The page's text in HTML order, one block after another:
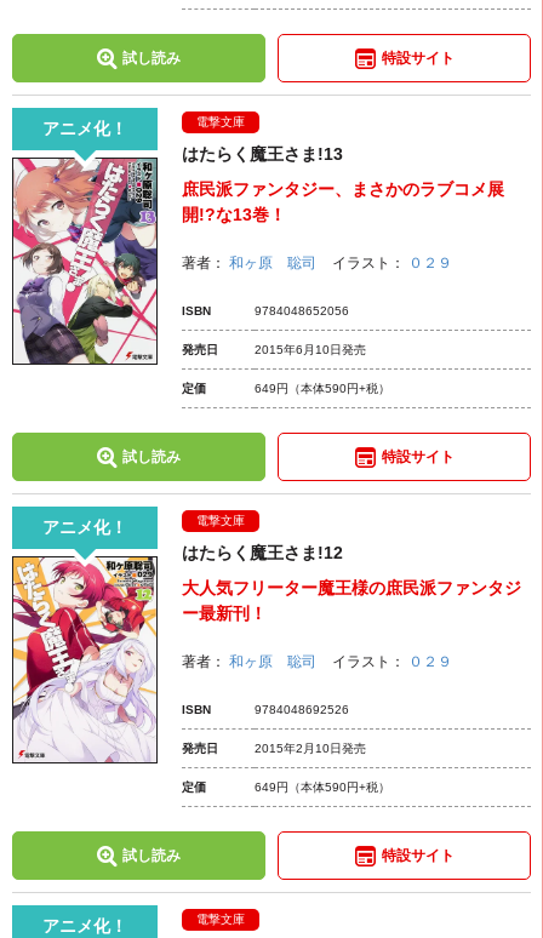
試し読み 特設サイト
アニメ化！ 電撃文庫
はたらく魔王さま!13
庶民派ファンタジー、まさかのラブコメ展
開!?な13巻！
著者： 和ヶ原 聡司 イラスト： ０２９
ISBN 9784048652056
発売日 2015年6月10日発売
定価 649円 （本体590円+税）
試し読み 特設サイト
アニメ化！ 電撃文庫
はたらく魔王さま!12
大人気フリーター魔王様の庶民派ファンタジ
ー最新刊！
著者： 和ヶ原 聡司 イラスト： ０２９
ISBN 9784048692526
発売日 2015年2月10日発売
定価 649円 （本体590円+税）
試し読み 特設サイト
アニメ化！ 電撃文庫